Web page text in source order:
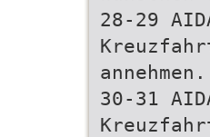
28-29
30-31